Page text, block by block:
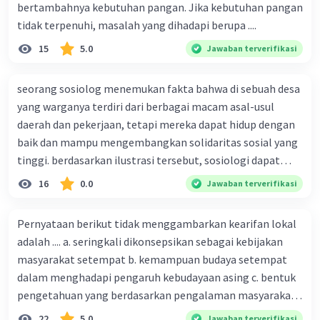
5. Politik: Indonesia adalah negara demokratis dengan
sistem politik yang pluralistik. Hal ini memungkinkan
masyarakat Indonesia untuk memiliki kebebasan dalam
mereka masing-masing.
Beri Rating 0.0 0 Balas
bertambahnya kebutuhan pangan. Jika kebutuhan pangan
tidak terpenuhi, masalah yang dihadapi berupa ....
15 5.0 Jawaban terverifikasi
seorang sosiolog menemukan fakta bahwa di sebuah desa
yang warganya terdiri dari berbagai macam asal-usul
daerah dan pekerjaan, tetapi mereka dapat hidup dengan
baik dan mampu mengembangkan solidaritas sosial yang
tinggi. berdasarkan ilustrasi tersebut, sosiologi dapat
berfungsi sebagai ilmu yang ....
16 0.0 Jawaban terverifikasi
Pernyataan berikut tidak menggambarkan kearifan lokal
adalah .... a. seringkali dikonsepsikan sebagai kebijakan
masyarakat setempat b. kemampuan budaya setempat
dalam menghadapi pengaruh kebudayaan asing c. bentuk
pengetahuan yang berdasarkan pengalaman masyarakat
turun temurun antargenerasi d. Kebijakan manusia yang